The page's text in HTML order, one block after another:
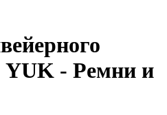
YUK - Ремни и